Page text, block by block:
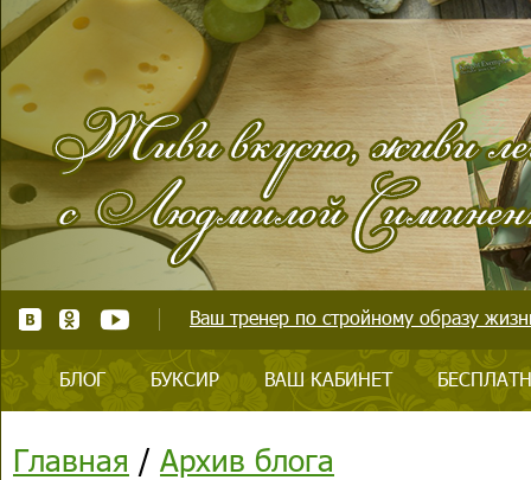
Ваш тренер по стройному образу
БЛОГ БУКСИР ВАШ КАБИНЕТ
Главная / Архив блога